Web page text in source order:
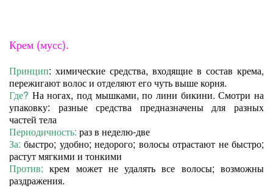
Крем (мусс).
Принцип: химические средства, входящие в состав крема,
пережигают волос и отделяют его чуть выше корня.
Где? На ногах, под мышками, по лини бикини. Смотри на
упаковку: разные средства предназначены для разных
частей тела
Периодичность: раз в неделю-две
За: быстро; удобно; недорого; волосы отрастают не быстро;
растут мягкими и тонкими
Против: крем может не удалять все волосы; возможны
раздражения.